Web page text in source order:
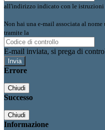
all'indirizzo indicato con le istruzioni
Non hai una e-mail associata al
tramite la
E-mail inviata, si prega di
Errore
Chiudi
Successo
Chiudi
Informazione